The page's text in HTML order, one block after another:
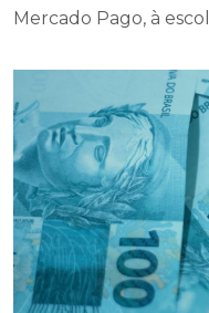
Mercado Pago, à